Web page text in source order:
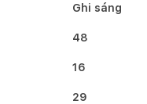
Ghi sáng
48
16
29